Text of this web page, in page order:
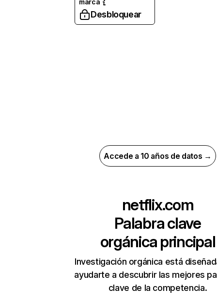
marca
Desbloquear
Accede a 10 años de datos →
netflix.com
Palabra clave
orgánica principal
Investigación orgánica está
ayudarte a descubrir las mejores
clave de la competencia.